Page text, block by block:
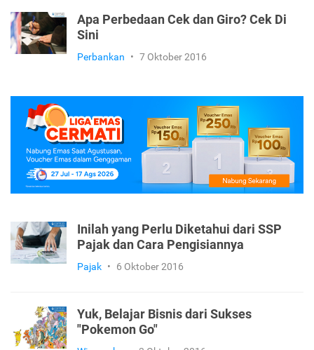
Apa Perbedaan Cek dan Giro? Cek Di
Sini
Perbankan • 7 Oktober 2016
Inilah yang Perlu Diketahui dari SSP
Pajak dan Cara Pengisiannya
Pajak • 6 Oktober 2016
Yuk, Belajar Bisnis dari Sukses
"Pokemon Go"